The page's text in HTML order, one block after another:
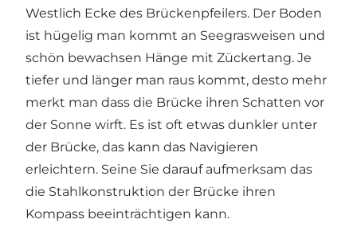
Westlich Ecke des Brückenpfeilers. Der Boden
ist hügelig man kommt an Seegrasweisen und
schön bewachsen Hänge mit Zückertang. Je
tiefer und länger man raus kommt, desto mehr
merkt man dass die Brücke ihren Schatten vor
der Sonne wirft. Es ist oft etwas dunkler unter
der Brücke, das kann das Navigieren
erleichtern. Seine Sie darauf aufmerksam das
die Stahlkonstruktion der Brücke ihren
Kompass beeinträchtigen kann.